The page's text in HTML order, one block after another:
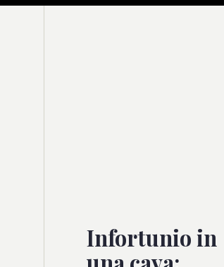
Infortunio in